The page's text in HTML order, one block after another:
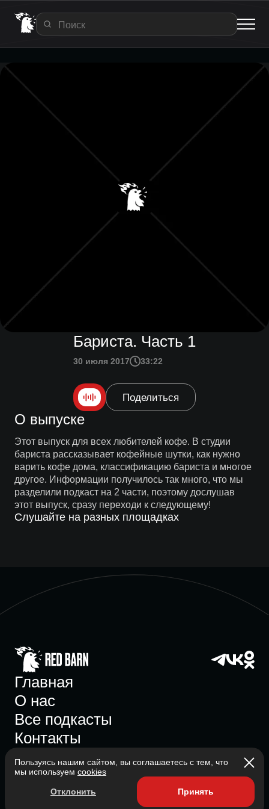
Бариста. Часть 1
30 июля 2017 33:22
Поделиться
О выпуске
Этот выпуск для всех любителей кофе. В студии
бариста рассказывает кофейные шутки, как нужно
варить кофе дома, классификацию бариста и многое
другое. Информации получилось так много, что мы
разделили подкаст на 2 части, поэтому дослушав
этот выпуск, сразу переходи к следующему!
Слушайте на разных площадках
Главная
О нас
Все подкасты
Контакты
Состоит в ассоциации с 2023
Пользуясь нашим сайтом, вы соглашаетесь с тем, что
мы используем cookies
Отклонить Принять